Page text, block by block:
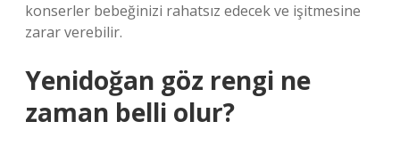
konserler bebeğinizi rahatsız edecek ve işitmesine
zarar verebilir.
Yenidoğan göz rengi ne
zaman belli olur?